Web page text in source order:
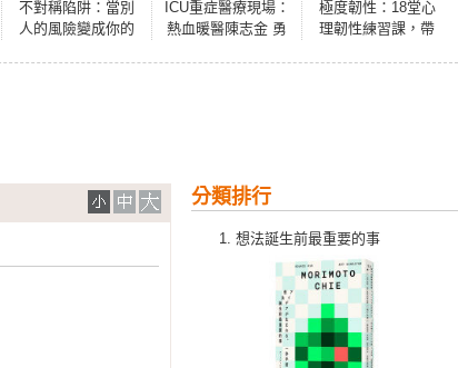
不對稱陷阱：當別
人的風險變成你的
ICU重症醫療現場：
熱血暖醫陳志金 勇
極度韌性：18堂心
理韌性練習課，帶
分類排行
想法誕生前最重要的事